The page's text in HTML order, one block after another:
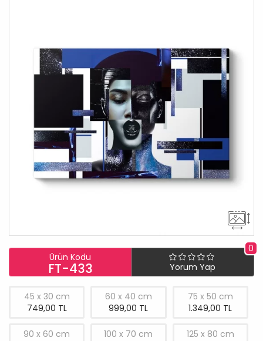
Ürün Kodu
FT-433
0
Yorum Yap
45 x 30 cm
749,00 TL
60 x 40 cm
999,00 TL
75 x 50 cm
1.349,00 TL
90 x 60 cm
100 x 70 cm
125 x 80 cm